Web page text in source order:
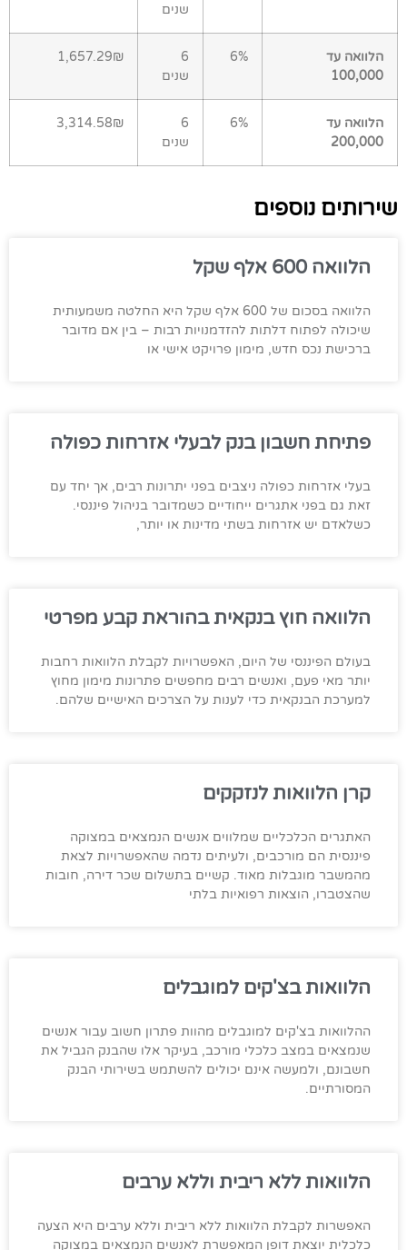
שנים
הלוואה עד
100,000
6%
6
שנים
1,657.29₪
הלוואה עד
200,000
6%
6
שנים
3,314.58₪
שירותים נוספים
הלוואה 600 אלף שקל
הלוואה בסכום של 600 אלף שקל היא החלטה משמעותית
שיכולה לפתוח דלתות להזדמנויות רבות – בין אם מדובר
ברכישת נכס חדש, מימון פרויקט אישי או
פתיחת חשבון בנק לבעלי אזרחות כפולה
בעלי אזרחות כפולה ניצבים בפני יתרונות רבים, אך יחד עם
זאת גם בפני אתגרים ייחודיים כשמדובר בניהול פיננסי.
כשלאדם יש אזרחות בשתי מדינות או יותר,
הלוואה חוץ בנקאית בהוראת קבע מפרטי
בעולם הפיננסי של היום, האפשרויות לקבלת הלוואות רחבות
יותר מאי פעם, ואנשים רבים מחפשים פתרונות מימון מחוץ
למערכת הבנקאית כדי לענות על הצרכים האישיים שלהם.
קרן הלוואות לנזקקים
האתגרים הכלכליים שמלווים אנשים הנמצאים במצוקה
פיננסית הם מורכבים, ולעיתים נדמה שהאפשרויות לצאת
מהמשבר מוגבלות מאוד. קשיים בתשלום שכר דירה, חובות
שהצטברו, הוצאות רפואיות בלתי
הלוואות בצ'קים למוגבלים
ההלוואות בצ'קים למוגבלים מהוות פתרון חשוב עבור אנשים
שנמצאים במצב כלכלי מורכב, בעיקר אלו שהבנק הגביל את
חשבונם, ולמעשה אינם יכולים להשתמש בשירותי הבנק
המסורתיים.
הלוואות ללא ריבית וללא ערבים
האפשרות לקבלת הלוואות ללא ריבית וללא ערבים היא הצעה
כלכלית יוצאת דופן המאפשרת לאנשים הנמצאים במצוקה